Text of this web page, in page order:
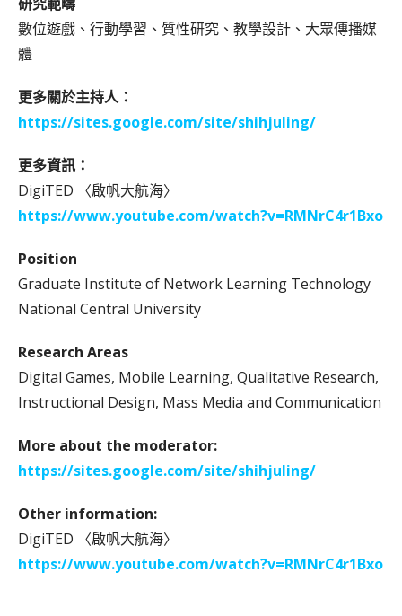
數位遊戲、行動學習、質性研究、教學設計、大眾傳播媒
體
更多關於主持人：
https://sites.google.com/site/shihjuling/
更多資訊：
DigiTED 〈啟帆大航海〉
https://www.youtube.com/watch?v=RMNrC4r1Bxo
Position
Graduate Institute of Network Learning Technology
National Central University
Research Areas
Digital Games, Mobile Learning, Qualitative Research,
Instructional Design, Mass Media and Communication
More about the moderator:
https://sites.google.com/site/shihjuling/
Other information:
DigiTED 〈啟帆大航海〉
https://www.youtube.com/watch?v=RMNrC4r1Bxo